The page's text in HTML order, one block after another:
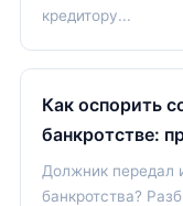
кредитору...
Как оспорить
банкротстве:
Должник передал
банкротства?